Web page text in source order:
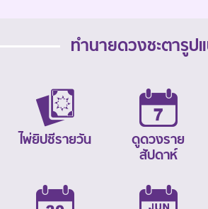
ทำนายดวงชะตารูป
ไพ่ยิปซีรายวัน
ดูดวงราย
สัปดาห์